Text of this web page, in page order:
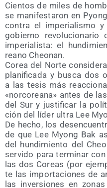
Cien­tos de miles de
se mani­fes­ta­ron en
con­tra el impe­ria­lis­mo
gobierno
impe­ria­lis­ta: el
reano Cheonan.
Corea del Nor­te
pla­ni­fi­ca­da y bus­ca dos
a las tesis más
«nor­co­rea­na» antes de
del Sur y jus­ti­fi­car la
ción del líder ultra Lee
De hecho, los
de que Lee Myong Bak
del hun­di­mien­to del
ser­vi­do para ter­mi­nar
las dos Coreas (por
te las impor­ta­cio­nes de
las inver­sio­nes en